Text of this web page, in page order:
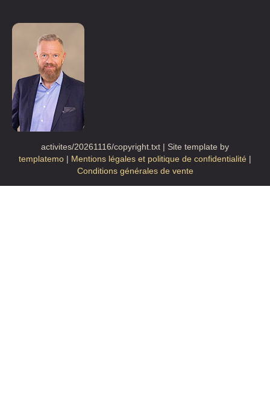
activites/20261116/copyright.txt | Site template by
templatemo | Mentions légales et politique de confidentialité |
Conditions générales de vente